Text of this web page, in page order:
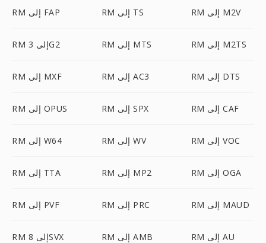
RM إلى FAP RM إلى TS RM إلى M2V
RM إلى 3G2 RM إلى MTS RM إلى M2TS
RM إلى MXF RM إلى AC3 RM إلى DTS
RM إلى OPUS RM إلى SPX RM إلى CAF
RM إلى W64 RM إلى WV RM إلى VOC
RM إلى TTA RM إلى MP2 RM إلى OGA
RM إلى PVF RM إلى PRC RM إلى MAUD
RM إلى 8SVX RM إلى AMB RM إلى AU